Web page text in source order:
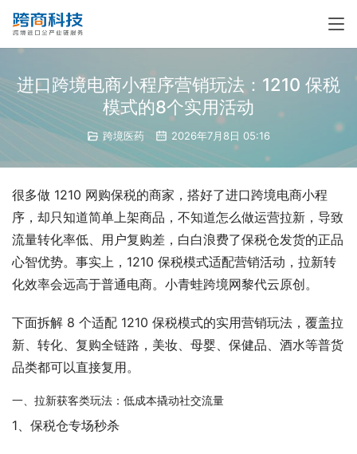
进口跨境电商小程序营销玩法：1210 保税
模式的8个实用活动
跨境医药 2026年7月8日 05:16
很多做 1210 网购保税的商家，搭好了进口跨境电商小程
序，却只知道简单上架商品，不知道怎么做运营拉新，导致
流量转化率低、用户复购差，白白浪费了保税仓发货的正品
心智优势。事实上，1210 保税模式适配营销活动，拉新转
化效率会远高于普通电商。小青蛙跨境网黎代云原创。
下面拆解 8 个适配 1210 保税模式的实用营销玩法，覆盖拉
新、转化、复购全链路，美妆、母婴、保健品、酒水等普货
品类都可以直接复用。
一、拉新获客类玩法：低成本撬动社交流量
1、保税仓专场秒杀